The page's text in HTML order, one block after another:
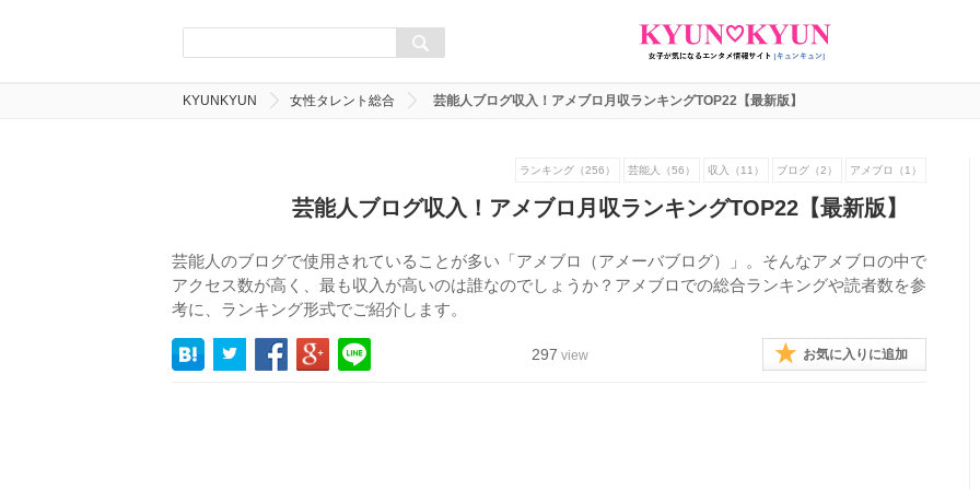
KYUNKYUN 女性タレント総合 芸能人ブログ収入！アメブロ月収ランキングTOP22【最新版】
ランキング（256） 芸能人（56） 収入（11） ブログ（2） アメブロ（1）
芸能人ブログ収入！アメブロ月収ランキングTOP22【最新版】
芸能人のブログで使用されていることが多い「アメブロ（アメーバブログ）」。そんなアメブロの中で
アクセス数が高く、最も収入が高いのは誰なのでしょうか？アメブロでの総合ランキングや読者数を参
考に、ランキング形式でご紹介します。
297 view お気に入りに追加